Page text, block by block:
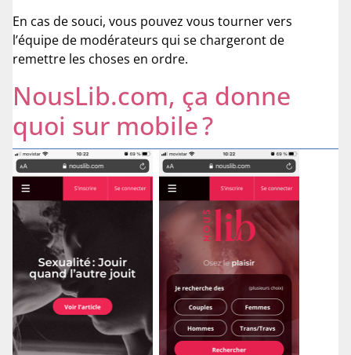
En cas de souci, vous pouvez vous tourner vers
l’équipe de modérateurs qui se chargeront de
remettre les choses en ordre.
NousLib.com, ça donne
quoi sur mobile ?